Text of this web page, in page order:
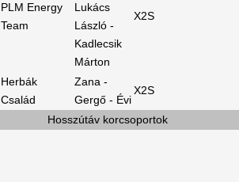
PLM Energy
Team
Lukács
László -
Kadlecsik
Márton
X2S
Herbák
Család
Zana -
Gergő - Évi
X2S
Hosszútáv korcsoportok